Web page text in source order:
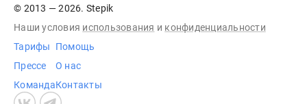
© 2013 — 2026. Stepik
Наши условия использования и конфиденциальности
Тарифы
Прессе
Команда
Помощь
О нас
Контакты